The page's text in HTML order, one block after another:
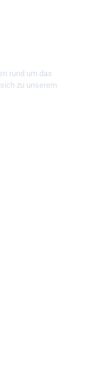
rund um das
zu unserem